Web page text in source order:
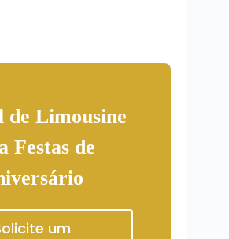
de Limousine
Festas de
um